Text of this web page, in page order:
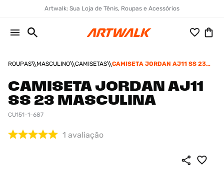
Artwalk: Sua Loja de Tênis, Roupas e Acessórios
ROUPAS MASCULINO CAMISETAS
CAMISETA JORDAN AJ11 SS 23
CAMISETA JORDAN AJ11
SS 23 MASCULINA
CU151-1-687
1 avaliação